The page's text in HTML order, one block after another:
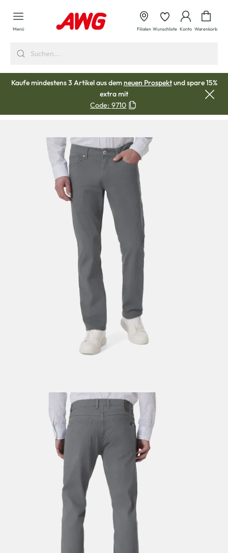
springen
Menü Filialen Wunschliste Konto Warenkorb
Kaufe mindestens 3 Artikel aus demneuen Prospektund spare 15%
extra mit
Code: 9710